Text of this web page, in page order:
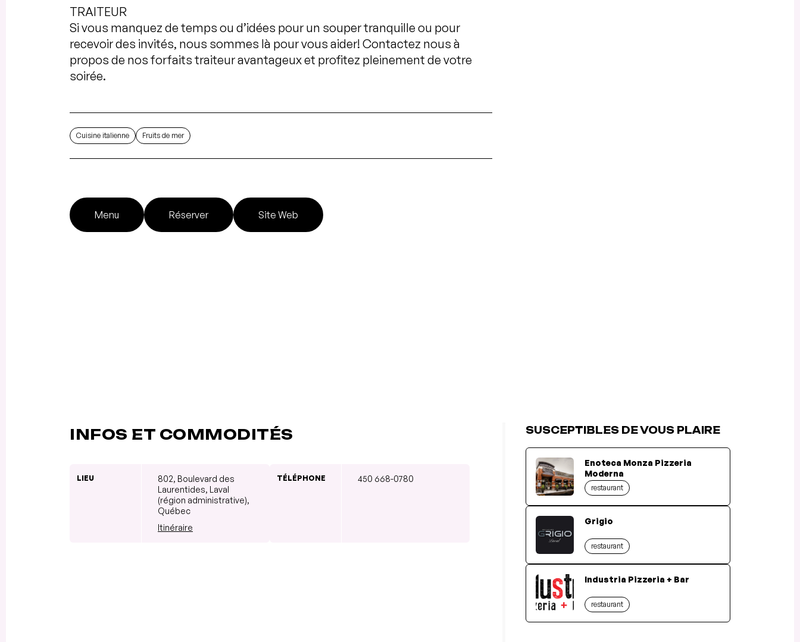
TRAITEUR
Si vous manquez de temps ou d’idées pour un souper tranquille ou pour
recevoir des invités, nous sommes là pour vous aider! Contactez nous à
propos de nos forfaits traiteur avantageux et profitez pleinement de votre
soirée.
Cuisine italienne Fruits de mer
Menu Réserver Site Web
INFOS ET COMMODITÉS
LIEU
802, Boulevard des
Laurentides, Laval
(région administrative),
Québec
Itinéraire
TÉLÉPHONE 450 668-0780
SUSCEPTIBLES DE VOUS PLAIRE
Enoteca Monza Pizzeria
Moderna
restaurant
Grigio
restaurant
Industria Pizzeria + Bar
restaurant